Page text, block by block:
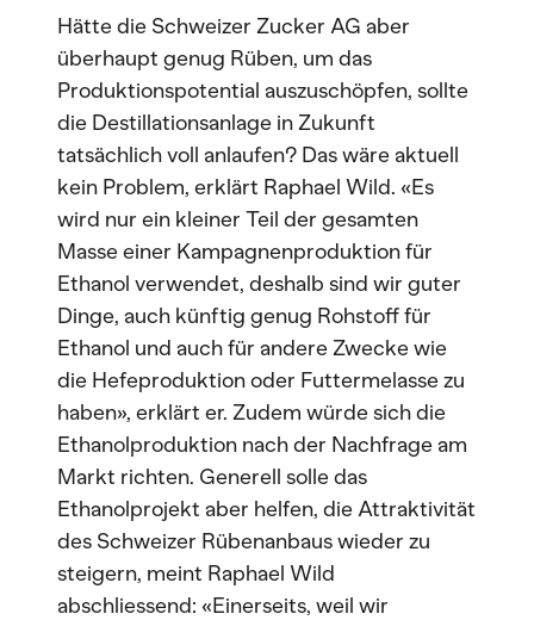
Hätte die Schweizer Zucker AG aber
überhaupt genug Rüben, um das
Produktionspotential auszuschöpfen, sollte
die Destillationsanlage in Zukunft
tatsächlich voll anlaufen? Das wäre aktuell
kein Problem, erklärt Raphael Wild. «Es
wird nur ein kleiner Teil der gesamten
Masse einer Kampagnenproduktion für
Ethanol verwendet, deshalb sind wir guter
Dinge, auch künftig genug Rohstoff für
Ethanol und auch für andere Zwecke wie
die Hefeproduktion oder Futtermelasse zu
haben», erklärt er. Zudem würde sich die
Ethanolproduktion nach der Nachfrage am
Markt richten. Generell solle das
Ethanolprojekt aber helfen, die Attraktivität
des Schweizer Rübenanbaus wieder zu
steigern, meint Raphael Wild
abschliessend: «Einerseits, weil wir